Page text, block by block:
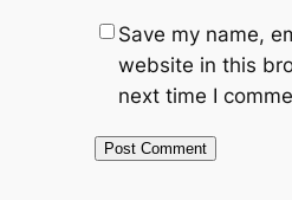
Save my name,
website in this
next time I